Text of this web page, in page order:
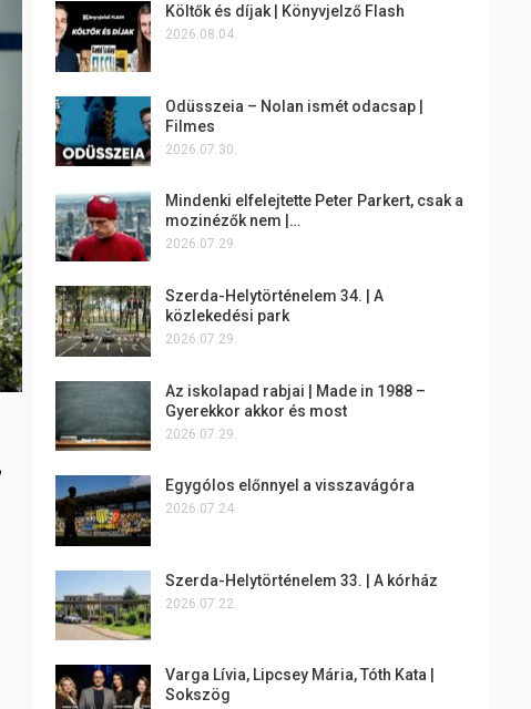
Költők és díjak | Könyvjelző Flash
2026.08.04.
Odüsszeia – Nolan ismét odacsap |
Filmes
2026.07.30.
Mindenki elfelejtette Peter Parkert, csak a
mozinézők nem |…
2026.07.29.
Szerda-Helytörténelem 34. | A
közlekedési park
2026.07.29.
Az iskolapad rabjai | Made in 1988 –
Gyerekkor akkor és most
2026.07.29.
Egygólos előnnyel a visszavágóra
2026.07.24.
Szerda-Helytörténelem 33. | A kórház
2026.07.22.
Varga Lívia, Lipcsey Mária, Tóth Kata |
Sokszög